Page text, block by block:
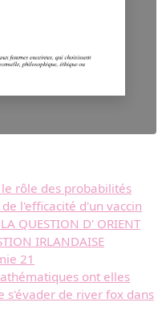
rôle des probabilités
l'efficacité d'un vaccin
QUESTION D' ORIENT
IRLANDAISE
21
ont elles
s'évader de river fox dans